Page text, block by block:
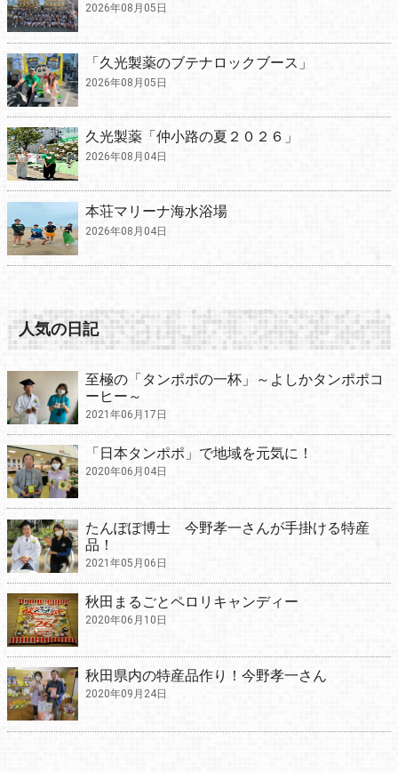
2026年08月05日
「久光製薬のブテナロックブース」
2026年08月05日
久光製薬「仲小路の夏２０２６」
2026年08月04日
本荘マリーナ海水浴場
2026年08月04日
人気の日記
至極の「タンポポの一杯」～よしかタンポポコ
ーヒー～
2021年06月17日
「日本タンポポ」で地域を元気に！
2020年06月04日
たんぽぽ博士 今野孝一さんが手掛ける特産
品！
2021年05月06日
秋田まるごとペロリキャンディー
2020年06月10日
秋田県内の特産品作り！今野孝一さん
2020年09月24日